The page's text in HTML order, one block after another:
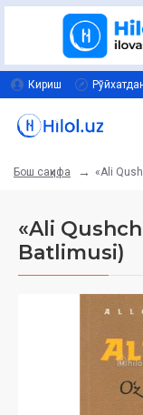
Кириш
Бош саҳифа «Ali
«Ali
Batlimusi)